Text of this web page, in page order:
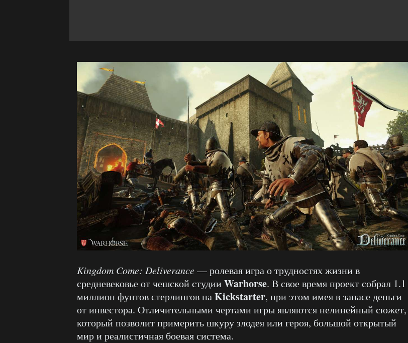
Kingdom Come: Deliverance— ролевая игра о трудностях жизни в
средневековье от чешской студии Warhorse. В свое время проект собрал 1.1
миллион фунтов стерлингов наKickstarter, при этом имея в запасе деньги
от инвестора. Отличительными чертами игры являются нелинейный сюжет,
который позволит примерить шкуру злодея или героя, большой открытый
мир и реалистичная боевая система.